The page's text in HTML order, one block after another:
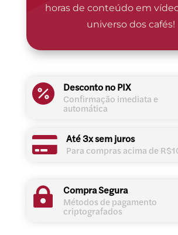
horas de conteúdo em
universo dos cafés!
 Desconto no PIX
Confirmação imediata e
automática
 Até 3x sem juros
Para compras acima de
 Compra Segura
Métodos de pagamento
criptografados